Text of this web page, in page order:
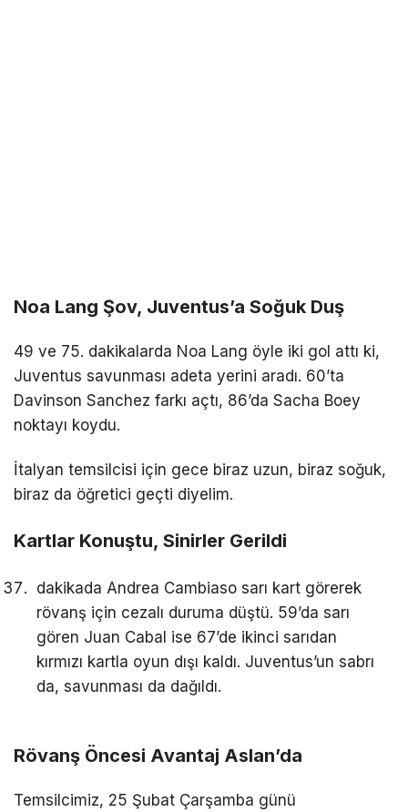
Noa Lang Şov, Juventus’a Soğuk Duş
49 ve 75. dakikalarda Noa Lang öyle iki gol attı ki,
Juventus savunması adeta yerini aradı. 60’ta
Davinson Sanchez farkı açtı, 86’da Sacha Boey
noktayı koydu.
İtalyan temsilcisi için gece biraz uzun, biraz soğuk,
biraz da öğretici geçti diyelim.
Kartlar Konuştu, Sinirler Gerildi
dakikada Andrea Cambiaso sarı kart görerek
rövanş için cezalı duruma düştü. 59’da sarı
gören Juan Cabal ise 67’de ikinci sarıdan
kırmızı kartla oyun dışı kaldı. Juventus’un sabrı
da, savunması da dağıldı.
Rövanş Öncesi Avantaj Aslan’da
Temsilcimiz, 25 Şubat Çarşamba günü